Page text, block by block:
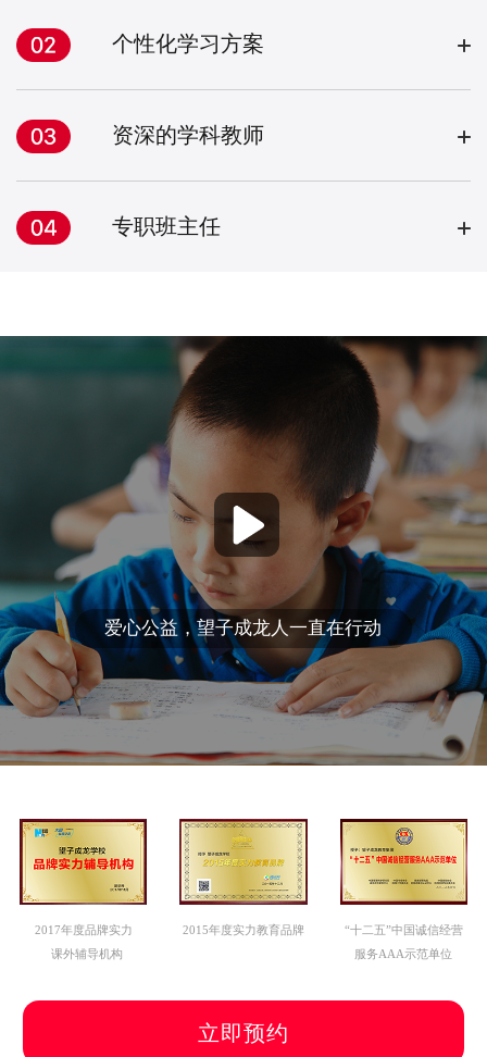
个性化学习方案
资深的学科教师
专职班主任
爱心公益，望子成龙人一直在行动
2017年度品牌实力
课外辅导机构
2015年度实力教育品牌
“十二五”中国诚信经营
服务AAA示范单位
立即预约